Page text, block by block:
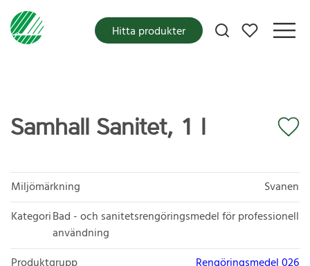
Mina favoriter
Hitta produkter
Samhall Sanitet, 1 l
Miljömärkning
Svanen
KategoriBad - och sanitetsrengöringsmedel för professionell
användning